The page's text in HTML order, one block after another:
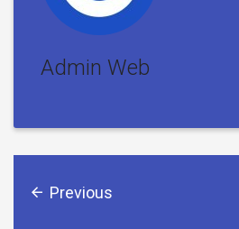
Admin Web
Previous